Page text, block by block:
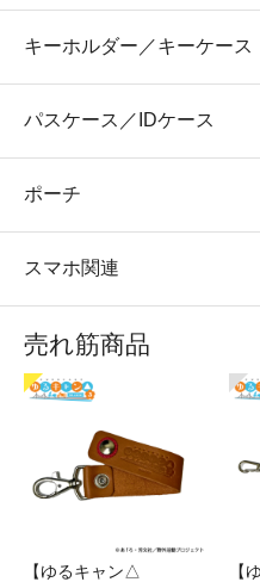
キーホルダー／キーケース
パスケース／IDケース
ポーチ
スマホ関連
売れ筋商品
【ゆるキャン△
【